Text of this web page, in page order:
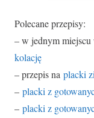
Polecane przepisy:
– w jednym miejscu
kolację
– przepis na placki
– placki z
– placki z